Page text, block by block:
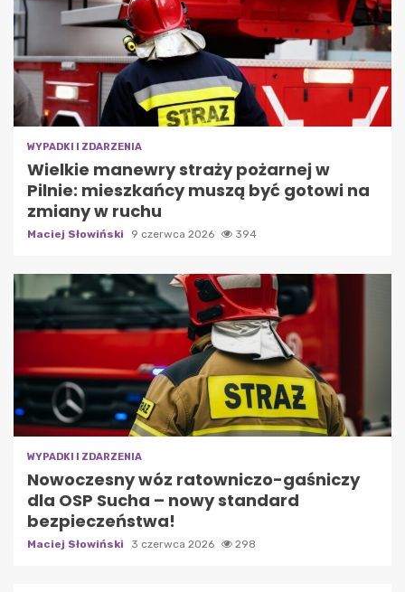
WYPADKI I ZDARZENIA
Wielkie manewry straży pożarnej w
Pilnie: mieszkańcy muszą być gotowi na
zmiany w ruchu
Maciej Słowiński 9 czerwca 2026 394
WYPADKI I ZDARZENIA
Nowoczesny wóz ratowniczo-gaśniczy
dla OSP Sucha – nowy standard
bezpieczeństwa!
Maciej Słowiński 3 czerwca 2026 298